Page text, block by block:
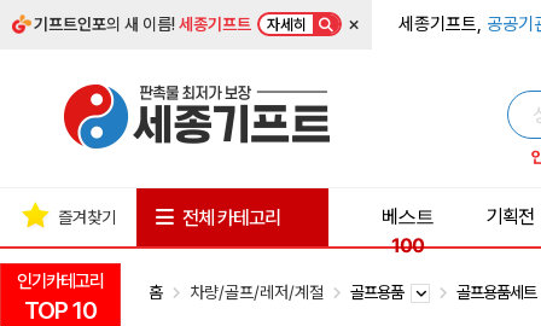
기프트인포의 새 이름!세종기프트 자세히 × 세종기프트, 공공기
인기카테고리
TOP 10
즐겨찾기 전체 카테고리
베스트
100
기획전
홈 차량/골프/레저/계절 골프용품 골프용품세